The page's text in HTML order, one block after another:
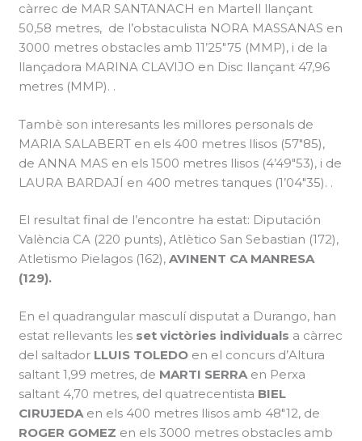
càrrec de MAR SANTANACH en Martell llançant
50,58 metres, de l’obstaculista NORA MASSANAS en
3000 metres obstacles amb 11’25″75 (MMP), i de la
llançadora MARINA CLAVIJO en Disc llançant 47,96
metres (MMP). .
Tambè son interesants les millores personals de
MARIA SALABERT en els 400 metres llisos (57″85),
de ANNA MAS en els 1500 metres llisos (4’49″53), i de
LAURA BARDAJÍ en 400 metres tanques (1’04″35). .
El resultat final de l’encontre ha estat: Diputación
València CA (220 punts), Atlètico San Sebastian (172),
Atletismo Pielagos (162),AVINENT CA MANRESA
(129).
En el quadrangular masculí disputat a Durango, han
estat rellevants les set victòries individuals a càrrec
del saltador LLUIS TOLEDO en el concurs d’Altura
saltant 1,99 metres, de MARTI SERRAen Perxa
saltant 4,70 metres, del quatrecentista BIEL
CIRUJEDAen els 400 metres llisos amb 48″12, de
ROGER GOMEZ en els 3000 metres obstacles amb